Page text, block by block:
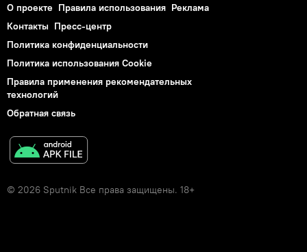
О проекте Правила использования Реклама
Контакты Пресс-центр
Политика конфиденциальности
Политика использования Cookie
Правила применения рекомендательных
технологий
Обратная связь
© 2026 Sputnik Все права защищены. 18+